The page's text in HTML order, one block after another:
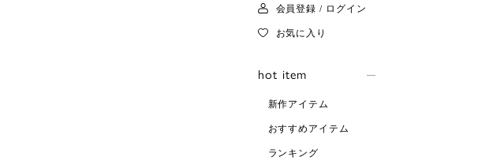
会員登録 / ログイン
お気に入り
hot item
新作アイテム
おすすめアイテム
ランキング